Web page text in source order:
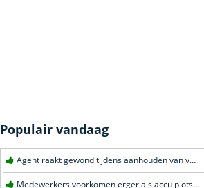
Populair vandaag
Agent raakt gewond tijdens aanhouden van verdachte in Amsterdam
Medewerkers voorkomen erger als accu plots in brand vliegt in Amersfoort